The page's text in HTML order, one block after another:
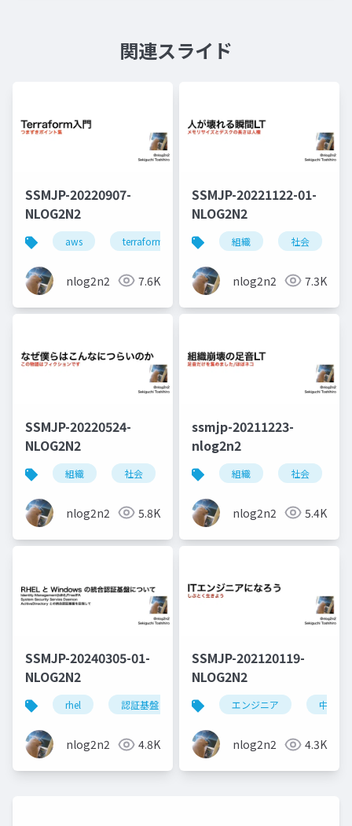
関連スライド
SSMJP-20220907-
NLOG2N2
aws terraform iac
nlog2n2 7.6K
SSMJP-20221122-01-
NLOG2N2
組織 社会
nlog2n2 7.3K
SSMJP-20220524-
NLOG2N2
組織 社会 メンタル メンタルケア
nlog2n2 5.8K
ssmjp-20211223-
nlog2n2
組織 社会
nlog2n2 5.4K
SSMJP-20240305-01-
NLOG2N2
rhel 認証基盤 linux freeipa
nlog2n2 4.8K
SSMJP-202120119-
NLOG2N2
エンジニア 中学生
nlog2n2 4.3K